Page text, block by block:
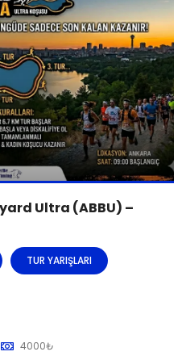
Ultra (ABBU) –
TUR YARIŞLARI
4000₺